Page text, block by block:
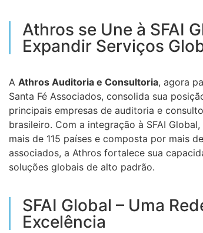
Athros se Une à SFAI
Expandir Serviços
A Athros Auditoria e Consultoria, agora
Santa Fé Associados, consolida sua
principais empresas de auditoria e
brasileiro. Com a integração à SFAI
mais de 115 países e composta por mais
associados, a Athros fortalece sua
soluções globais de alto padrão.
SFAI Global – Uma
Excelência